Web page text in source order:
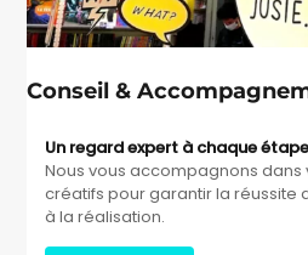
Conseil &
Un regard expert à chaque
Nous vous accompagnons dans
créatifs pour garantir la réussite
à la réalisation.